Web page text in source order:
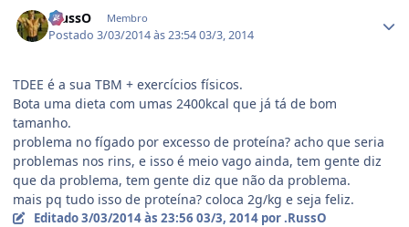
.RussO Membro
Postado3/03/2014 às 23:5403/3, 2014
TDEE é a sua TBM + exercícios físicos.
Bota uma dieta com umas 2400kcal que já tá de bom
tamanho.
problema no fígado por excesso de proteína? acho que seria
problemas nos rins, e isso é meio vago ainda, tem gente diz
que da problema, tem gente diz que não da problema.
mais pq tudo isso de proteína? coloca 2g/kg e seja feliz.
Editado3/03/2014 às 23:56 03/3, 2014 por .RussO